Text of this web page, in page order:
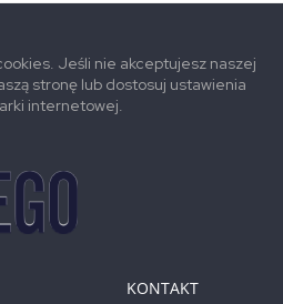
Jeśli nie akceptujesz naszej
stronę lub dostosuj ustawienia
internetowej.
KONTAKT